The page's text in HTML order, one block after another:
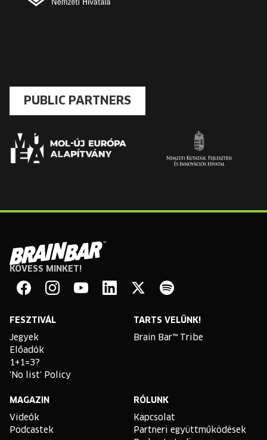
PUBLIC PARTNERS
Brain
Bar
KÖVESS MINKET!
FESZTIVÁL
Jegyek
Előadók
1+1=3?
'No list' Policy
TARTS VELÜNK!
Brain Bar™ Tribe
MAGAZIN
Videók
Podcastek
RÓLUNK
Kapcsolat
Partneri együttműködések